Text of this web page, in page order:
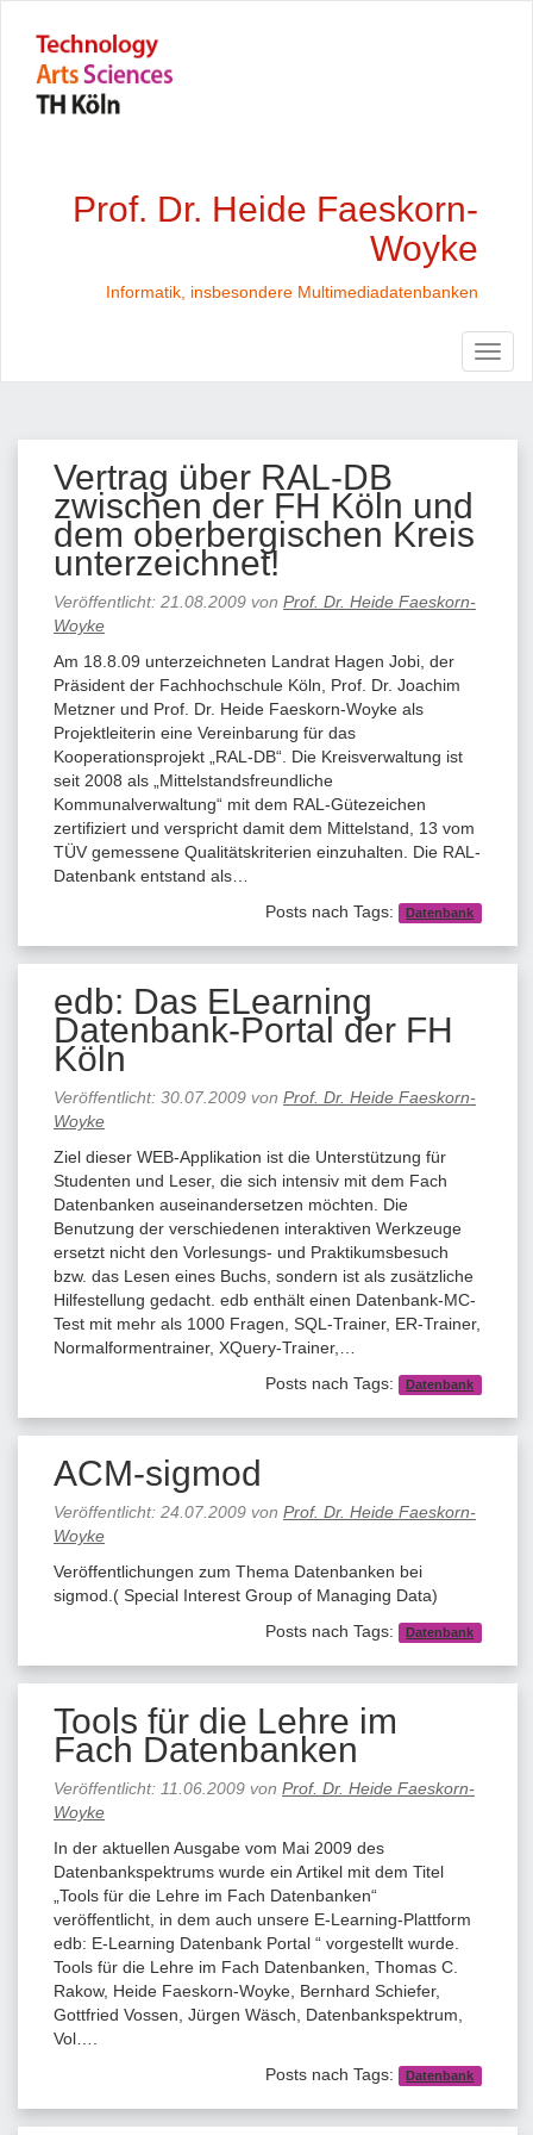
Prof. Dr. Heide Faeskorn-
Woyke
Informatik, insbesondere Multimediadatenbanken
Vertrag über RAL-DB
zwischen der FH Köln und
dem oberbergischen Kreis
unterzeichnet!
Veröffentlicht: 21.08.2009 von Prof. Dr. Heide Faeskorn-
Woyke
Am 18.8.09 unterzeichneten Landrat Hagen Jobi, der
Präsident der Fachhochschule Köln, Prof. Dr. Joachim
Metzner und Prof. Dr. Heide Faeskorn-Woyke als
Projektleiterin eine Vereinbarung für das
Kooperationsprojekt „RAL-DB“. Die Kreisverwaltung ist
seit 2008 als „Mittelstandsfreundliche
Kommunalverwaltung“ mit dem RAL-Gütezeichen
zertifiziert und verspricht damit dem Mittelstand, 13 vom
TÜV gemessene Qualitätskriterien einzuhalten. Die RAL-
Datenbank entstand als…
Posts nach Tags:
Datenbank
edb: Das ELearning
Datenbank-Portal der FH
Köln
Veröffentlicht: 30.07.2009 von Prof. Dr. Heide Faeskorn-
Woyke
Ziel dieser WEB-Applikation ist die Unterstützung für
Studenten und Leser, die sich intensiv mit dem Fach
Datenbanken auseinandersetzen möchten. Die
Benutzung der verschiedenen interaktiven Werkzeuge
ersetzt nicht den Vorlesungs- und Praktikumsbesuch
bzw. das Lesen eines Buchs, sondern ist als zusätzliche
Hilfestellung gedacht. edb enthält einen Datenbank-MC-
Test mit mehr als 1000 Fragen, SQL-Trainer, ER-Trainer,
Normalformentrainer, XQuery-Trainer,…
Posts nach Tags:
Datenbank
ACM-sigmod
Veröffentlicht: 24.07.2009 von Prof. Dr. Heide Faeskorn-
Woyke
Veröffentlichungen zum Thema Datenbanken bei
sigmod.( Special Interest Group of Managing Data)
Posts nach Tags:
Datenbank
Tools für die Lehre im
Fach Datenbanken
Veröffentlicht: 11.06.2009 von Prof. Dr. Heide Faeskorn-
Woyke
In der aktuellen Ausgabe vom Mai 2009 des
Datenbankspektrums wurde ein Artikel mit dem Titel
„Tools für die Lehre im Fach Datenbanken“
veröffentlicht, in dem auch unsere E-Learning-Plattform
edb: E-Learning Datenbank Portal “ vorgestellt wurde.
Tools für die Lehre im Fach Datenbanken, Thomas C.
Rakow, Heide Faeskorn-Woyke, Bernhard Schiefer,
Gottfried Vossen, Jürgen Wäsch, Datenbankspektrum,
Vol….
Posts nach Tags:
Datenbank